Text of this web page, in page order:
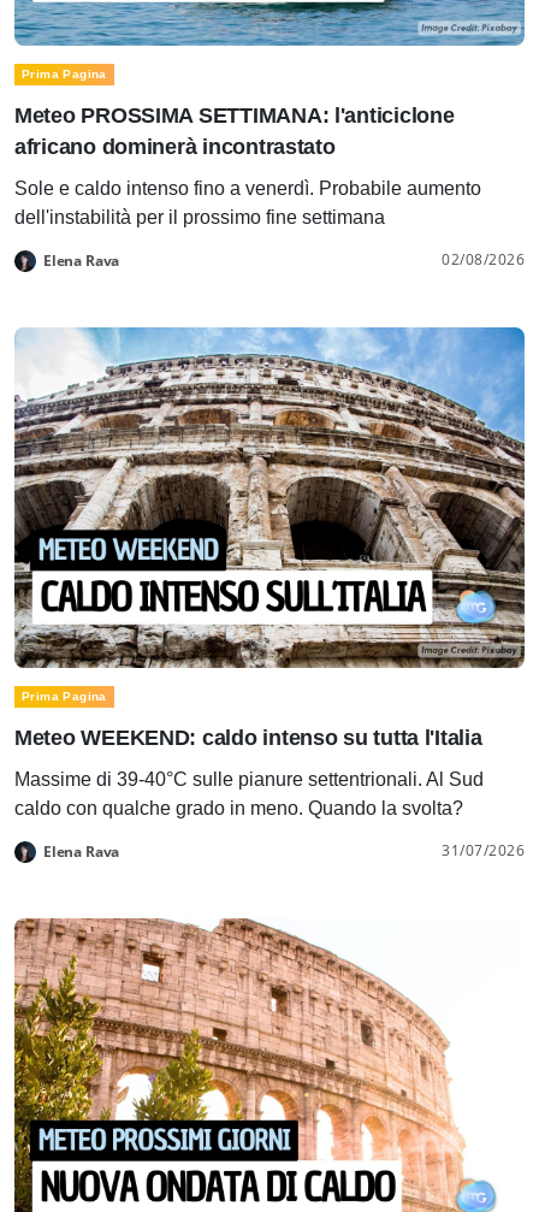
Prima Pagina
Meteo PROSSIMA SETTIMANA: l'anticiclone
africano dominerà incontrastato
Sole e caldo intenso fino a venerdì. Probabile aumento
dell'instabilità per il prossimo fine settimana
Elena Rava 02/08/2026
Prima Pagina
Meteo WEEKEND: caldo intenso su tutta l'Italia
Massime di 39-40°C sulle pianure settentrionali. Al Sud
caldo con qualche grado in meno. Quando la svolta?
Elena Rava 31/07/2026